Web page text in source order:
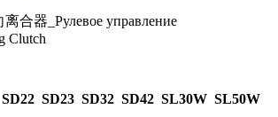
合器_Рулевое управление
Clutch
SD23 SD32 SD42 SL30W SL50W